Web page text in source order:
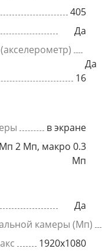
405
Да
Да
16
в экране
2 Мп, макро 0.3
Мп
Да
камеры (Мп)
1920x1080